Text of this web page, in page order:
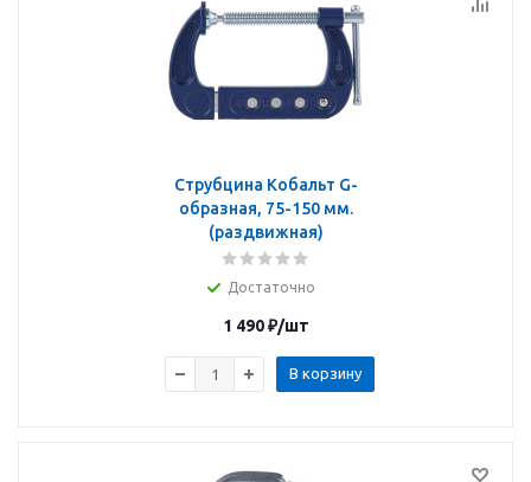
Струбцина Кобальт G-
образная, 75-150 мм.
(раздвижная)
Достаточно
1 490₽/шт
В корзину